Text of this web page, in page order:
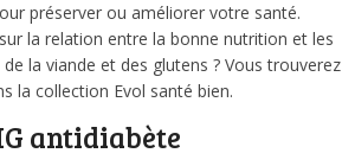
préserver ou améliorer votre santé.
la relation entre la bonne nutrition et les
la viande et des glutens ? Vous trouverez
la collection Evol santé bien.
antidiabète